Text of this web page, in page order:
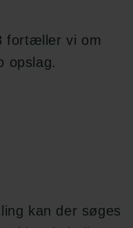
fortæller vi om
opslag.
kan der søges